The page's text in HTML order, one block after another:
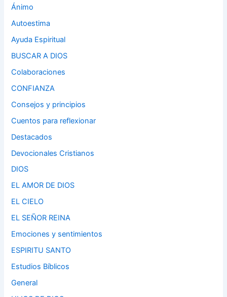
Ánimo
Autoestima
Ayuda Espiritual
BUSCAR A DIOS
Colaboraciones
CONFIANZA
Consejos y principios
Cuentos para reflexionar
Destacados
Devocionales Cristianos
DIOS
EL AMOR DE DIOS
EL CIELO
EL SEÑOR REINA
Emociones y sentimientos
ESPIRITU SANTO
Estudios Bíblicos
General